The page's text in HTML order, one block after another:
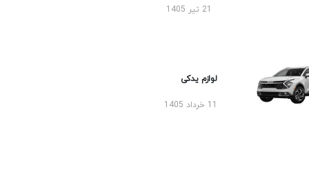
لوازم یدکی